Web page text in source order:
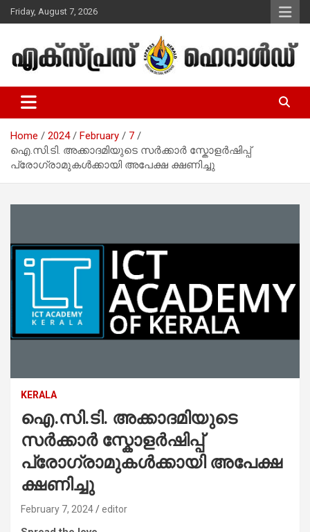
Skip
to
Friday, August 7, 2026
Express Herald – Malayalam
Christian News
Home 2024 February
7
ഐ.സി.ടി. അക്കാദമിയുടെ സര്‍ക്കാര്‍ സ്കോളര്‍ഷിപ്പ്‌
പ്രോഗ്രാമുകള്‍ക്കായി അപേക്ഷ ക്ഷണിച്ചു
KERALA
ഐ.സി.ടി. അക്കാദമിയുടെ
സര്‍ക്കാര്‍ സ്കോളര്‍ഷിപ്പ്‌
പ്രോഗ്രാമുകള്‍ക്കായി അപേക്ഷ
ക്ഷണിച്ചു
February 7, 2024 editor